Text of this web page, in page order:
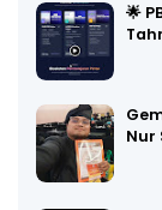
🌟
Nur